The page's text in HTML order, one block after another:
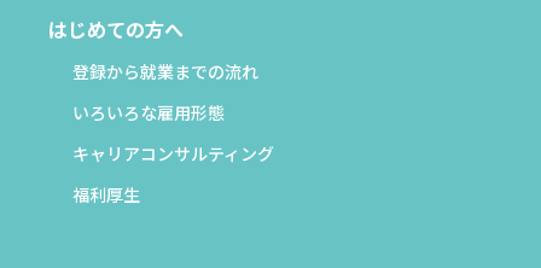
はじめての方へ
登録から就業までの流れ
いろいろな雇用形態
キャリアコンサルティング
福利厚生